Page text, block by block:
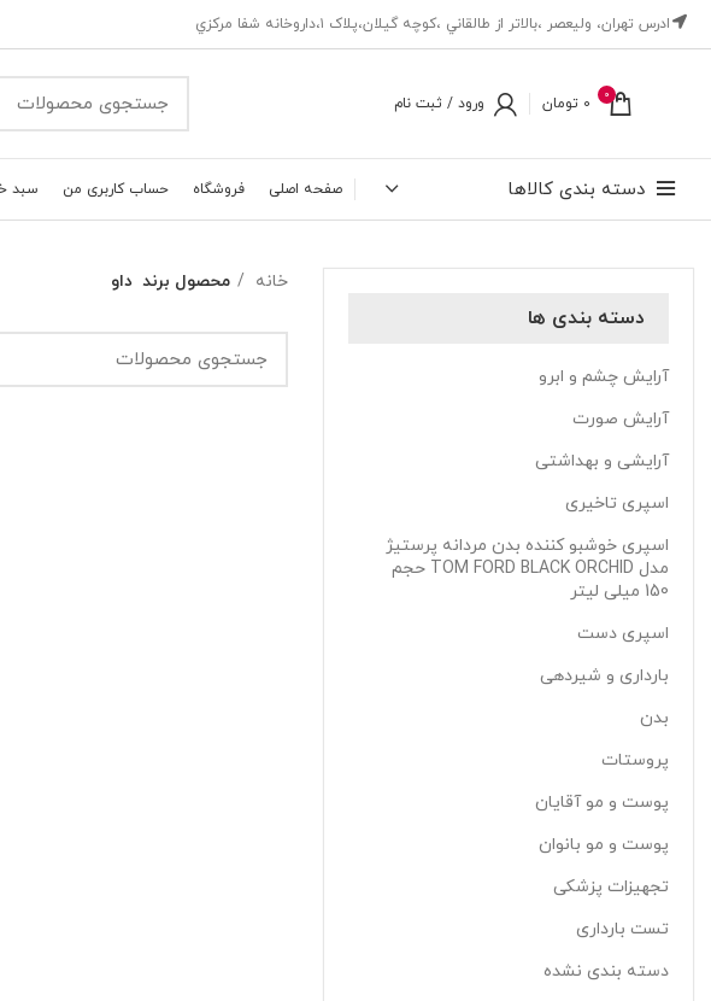
ادرس تهران، ‎وليعصر ،بالاتر از طالقاني ،كوچه گيلان،پلاک ۱،داروخانه شفا مركزي
0
0 تومان ورود / ثبت نام
دسته بندی کالاها صفحه اصلی فروشگاه حساب کاربری من سبد
دسته بندی ها
آرایش چشم و ابرو
آرایش صورت
آرایشی و بهداشتی
اسپری تاخیری
اسپری خوشبو کننده بدن مردانه پرستیژ
مدل TOM FORD BLACK ORCHID حجم
150 میلی لیتر
اسپری دست
بارداری و شیردهی
بدن
پروستات
پوست و مو آقایان
پوست و مو بانوان
تجهیزات پزشکی
تست بارداری
دسته بندی نشده
خانه محصول برند داو